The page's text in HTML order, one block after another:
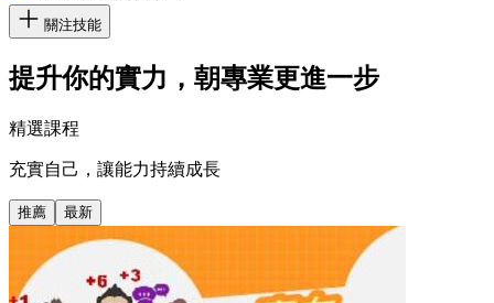
關注技能
提升你的實力，朝專業更進一步
精選課程
充實自己，讓能力持續成長
推薦 最新